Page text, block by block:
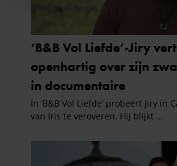
personaliseren, om functies voor
en om ons websiteverkeer te
informatie over uw gebruik van onze
partners voor social media,
partners kunnen deze gegevens
informatie die u aan ze heeft
gaat akkoord met onze cookies als u